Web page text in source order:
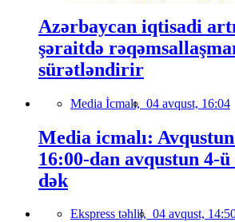
Azərbaycan iqtisadi
şəraitdə
sürətləndirir
Media İcmalı, 04 avqust, 16:04
Media icmalı:
16:00-dan avqustun 4-ü
dək
Ekspress təhlil, 04 avqust,